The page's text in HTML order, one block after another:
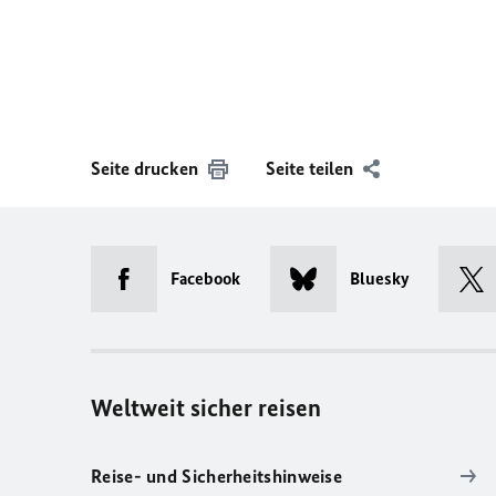
Seite drucken Seite teilen
Facebook Bluesky
Weltweit sicher reisen
Reise- und Sicherheitshinweise